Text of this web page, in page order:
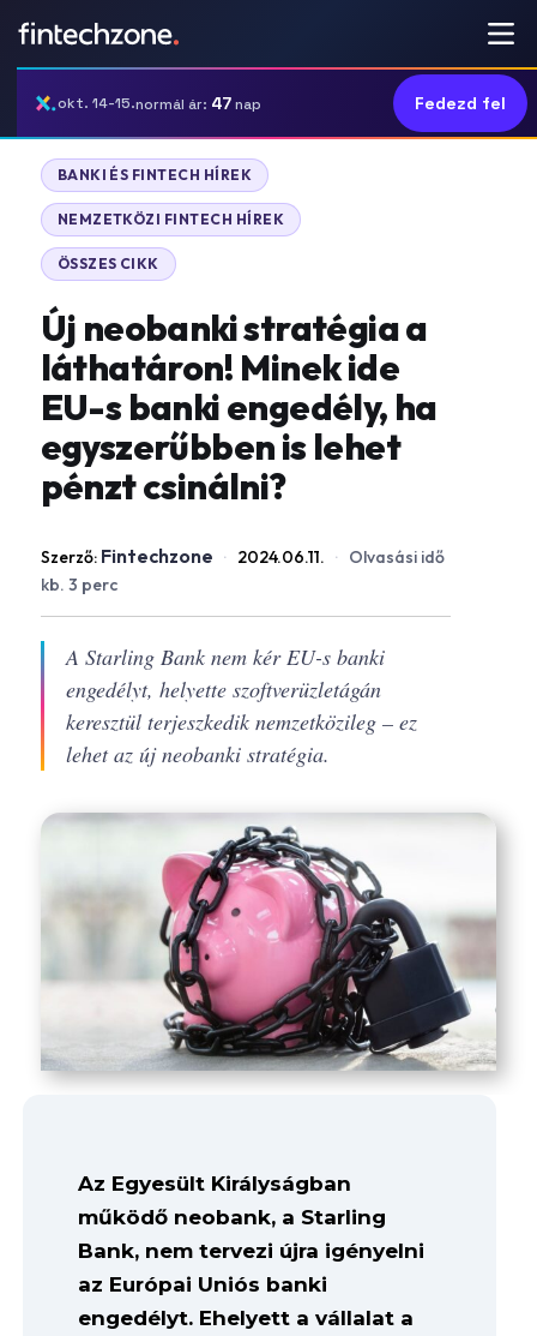
okt. 14-15.normál ár: 47nap Fedezd fel
BANKI ÉS FINTECH HÍREK
NEMZETKÖZI FINTECH HÍREK
ÖSSZES CIKK
Új neobanki stratégia a
láthatáron! Minek ide
EU-s banki engedély, ha
egyszerűbben is lehet
pénzt csinálni?
Szerző: Fintechzone · 2024.06.11. · Olvasási idő
kb. 3 perc
A Starling Bank nem kér EU-s banki
engedélyt, helyette szoftverüzletágán
keresztül terjeszkedik nemzetközileg – ez
lehet az új neobanki stratégia.
Az Egyesült Királyságban
működő neobank, a Starling
Bank, nem tervezi újra igényelni
az Európai Uniós banki
engedélyt. Ehelyett a vállalat a